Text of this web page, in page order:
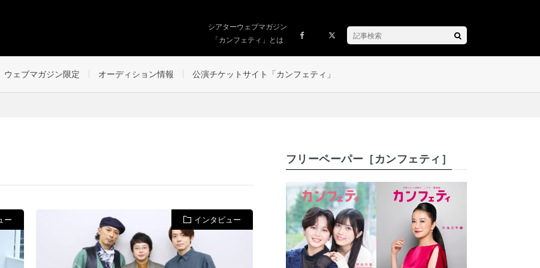
シアターウェブマガジン
「カンフェティ」とは
ウェブマガジン限定 オーディション情報 公演チケットサイト「カンフェティ」
ー インタビュー
フリーペーパー［カンフェティ］